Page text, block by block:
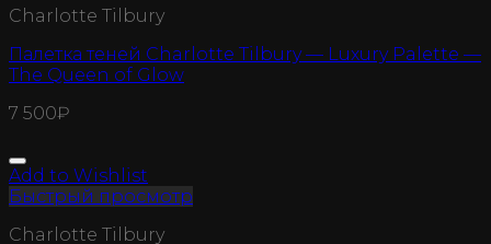
Charlotte Tilbury
Палетка теней Charlotte Tilbury — Luxury Palette —
The Queen of Glow
7 500₽
Add to Wishlist
Быстрый просмотр
Charlotte Tilbury